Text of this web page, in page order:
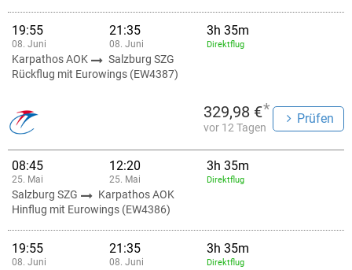
19:55
08. Juni
21:35
08. Juni
3h 35m
Direktflug
Karpathos AOK
Salzburg SZG
Rückflug mit Eurowings (EW4387)
329,98 €*
vor 12 Tagen
Prüfen
08:45
25. Mai
12:20
25. Mai
3h 35m
Direktflug
Salzburg SZG
Karpathos AOK
Hinflug mit Eurowings (EW4386)
19:55
08. Juni
21:35
08. Juni
3h 35m
Direktflug